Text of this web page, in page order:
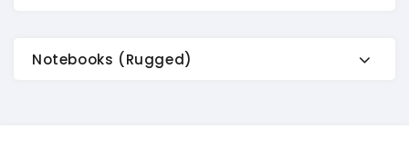
Notebooks (rugged)